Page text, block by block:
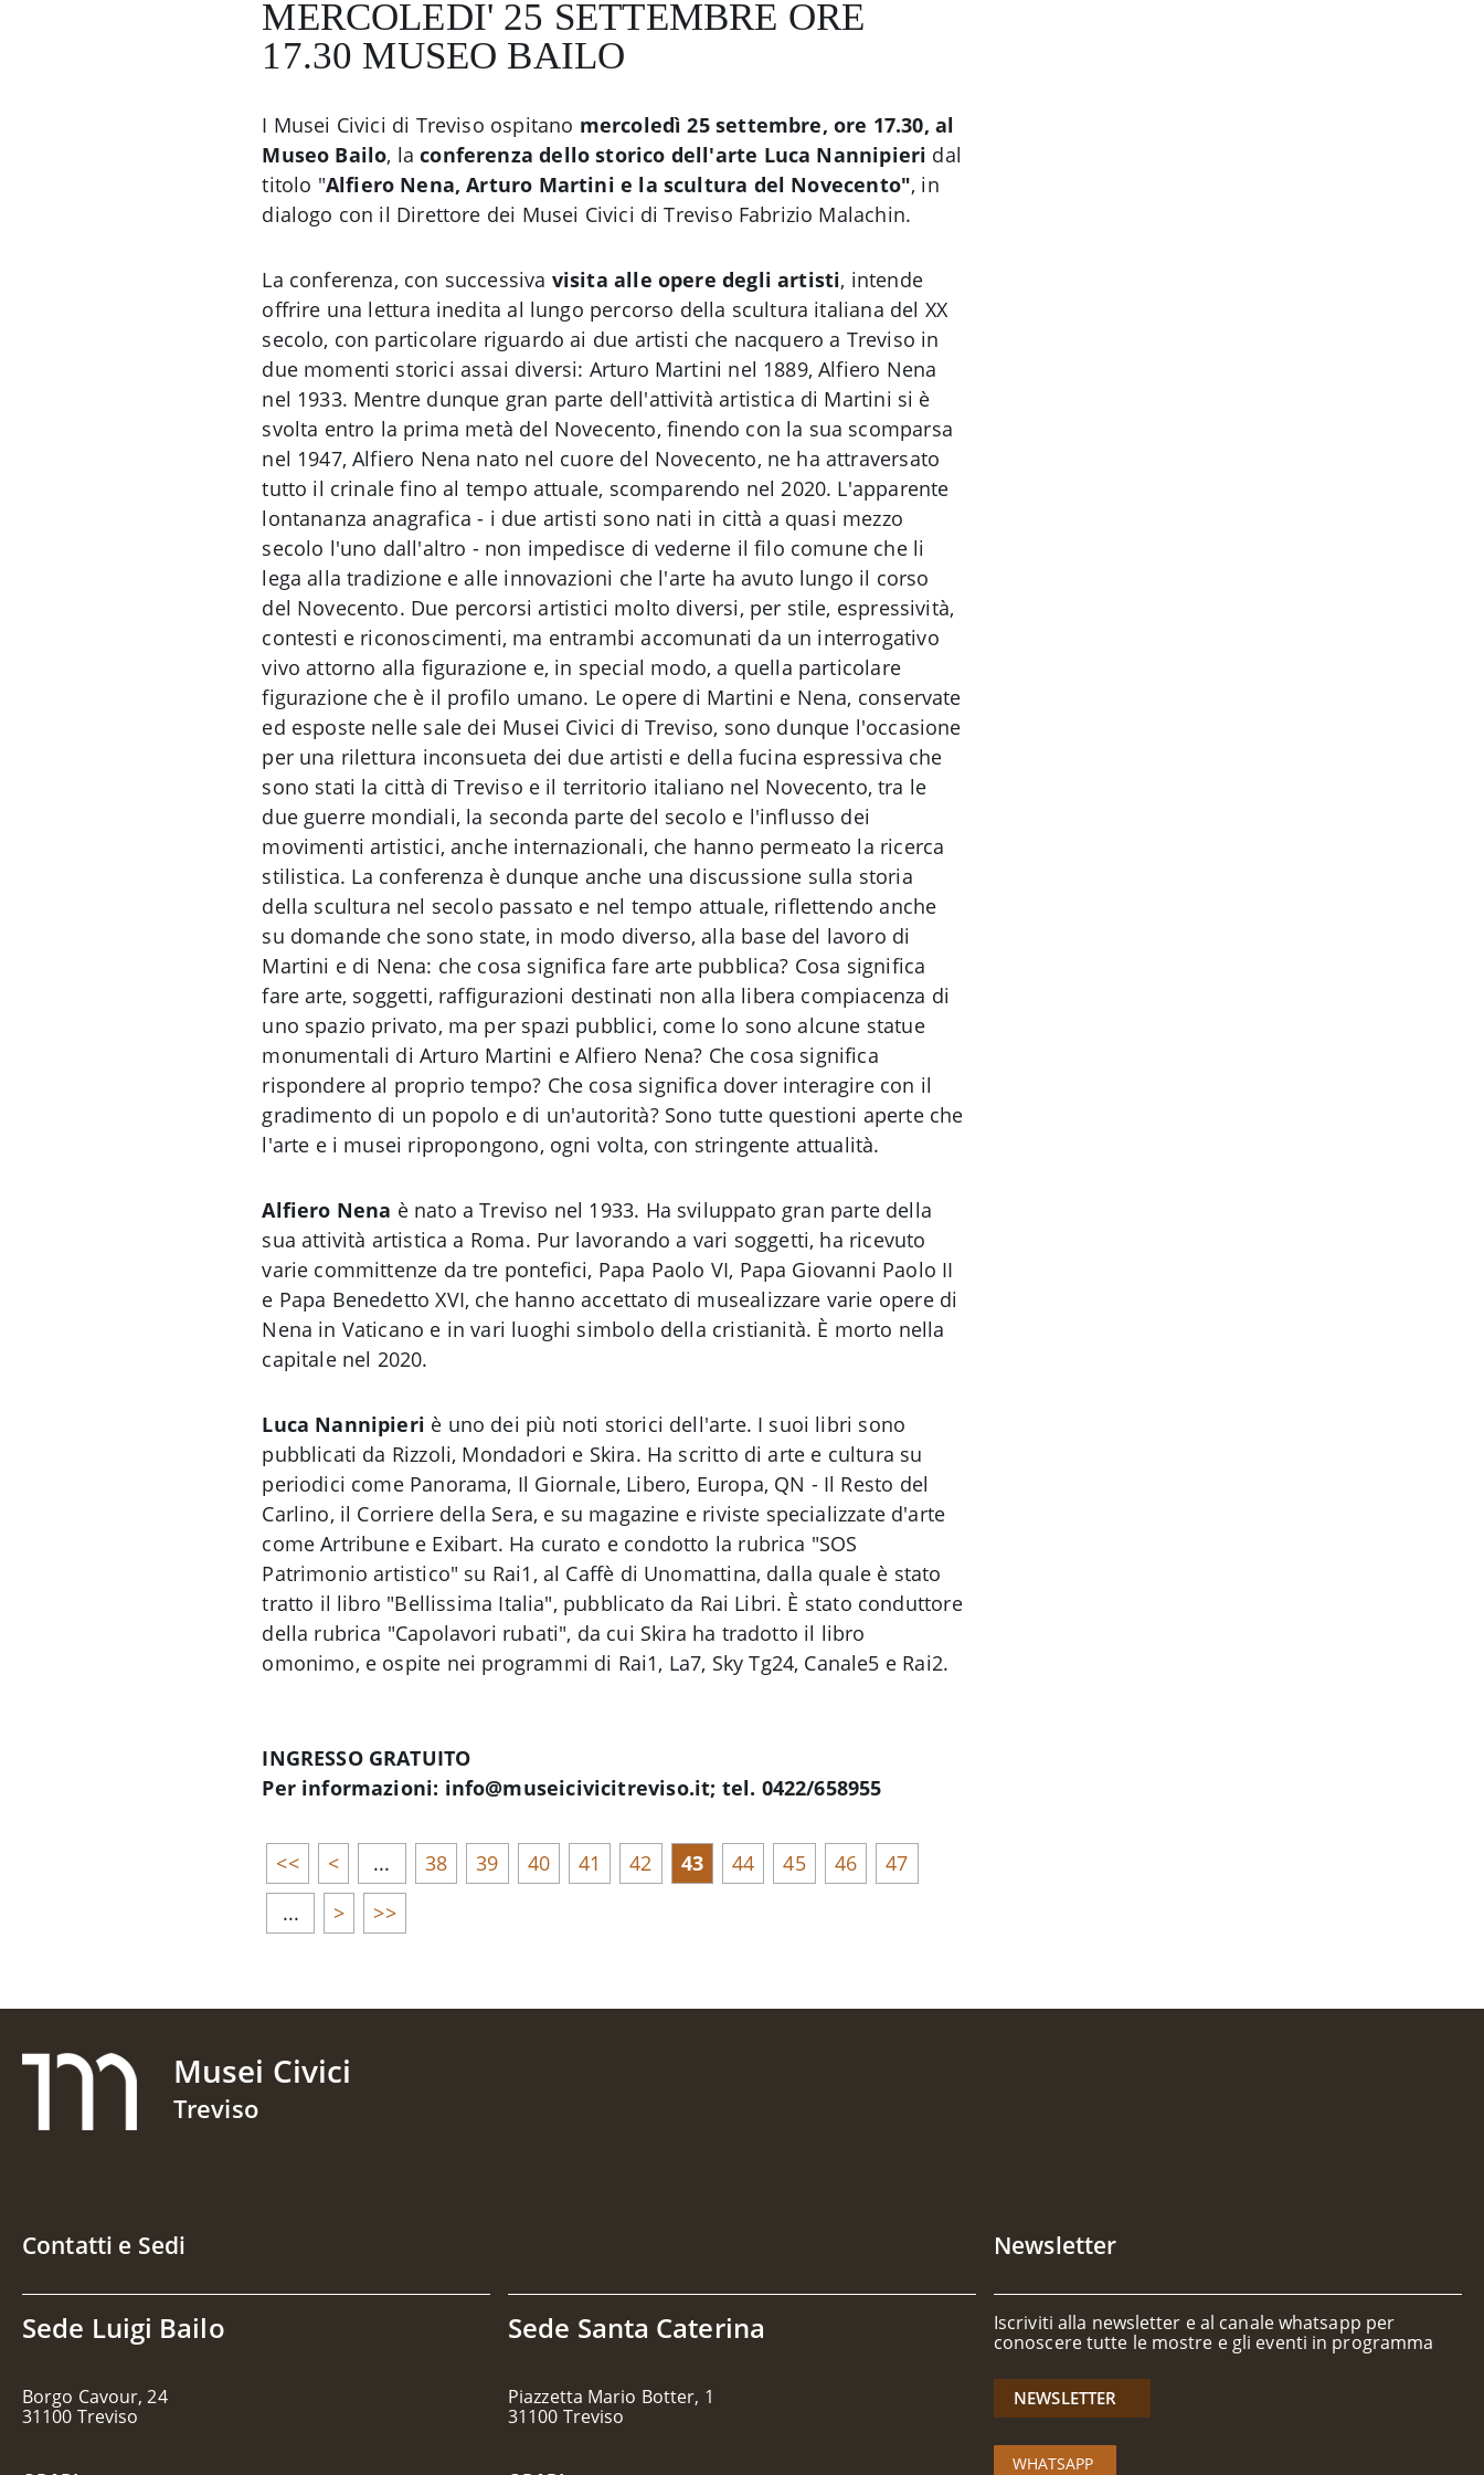
MERCOLEDI' 25 SETTEMBRE ORE
17.30 MUSEO BAILO
I Musei Civici di Treviso ospitano mercoledì 25 settembre, ore 17.30, al
Museo Bailo, la conferenza dello storico dell'arte Luca Nannipieri dal
titolo "Alfiero Nena, Arturo Martini e la scultura del Novecento", in
dialogo con il Direttore dei Musei Civici di Treviso Fabrizio Malachin.
La conferenza, con successiva visita alle opere degli artisti, intende
offrire una lettura inedita al lungo percorso della scultura italiana del XX
secolo, con particolare riguardo ai due artisti che nacquero a Treviso in
due momenti storici assai diversi: Arturo Martini nel 1889, Alfiero Nena
nel 1933. Mentre dunque gran parte dell'attività artistica di Martini si è
svolta entro la prima metà del Novecento, finendo con la sua scomparsa
nel 1947, Alfiero Nena nato nel cuore del Novecento, ne ha attraversato
tutto il crinale fino al tempo attuale, scomparendo nel 2020. L'apparente
lontananza anagrafica - i due artisti sono nati in città a quasi mezzo
secolo l'uno dall'altro - non impedisce di vederne il filo comune che li
lega alla tradizione e alle innovazioni che l'arte ha avuto lungo il corso
del Novecento. Due percorsi artistici molto diversi, per stile, espressività,
contesti e riconoscimenti, ma entrambi accomunati da un interrogativo
vivo attorno alla figurazione e, in special modo, a quella particolare
figurazione che è il profilo umano. Le opere di Martini e Nena, conservate
ed esposte nelle sale dei Musei Civici di Treviso, sono dunque l'occasione
per una rilettura inconsueta dei due artisti e della fucina espressiva che
sono stati la città di Treviso e il territorio italiano nel Novecento, tra le
due guerre mondiali, la seconda parte del secolo e l'influsso dei
movimenti artistici, anche internazionali, che hanno permeato la ricerca
stilistica. La conferenza è dunque anche una discussione sulla storia
della scultura nel secolo passato e nel tempo attuale, riflettendo anche
su domande che sono state, in modo diverso, alla base del lavoro di
Martini e di Nena: che cosa significa fare arte pubblica? Cosa significa
fare arte, soggetti, raffigurazioni destinati non alla libera compiacenza di
uno spazio privato, ma per spazi pubblici, come lo sono alcune statue
monumentali di Arturo Martini e Alfiero Nena? Che cosa significa
rispondere al proprio tempo? Che cosa significa dover interagire con il
gradimento di un popolo e di un'autorità? Sono tutte questioni aperte che
l'arte e i musei ripropongono, ogni volta, con stringente attualità.
Alfiero Nena è nato a Treviso nel 1933. Ha sviluppato gran parte della
sua attività artistica a Roma. Pur lavorando a vari soggetti, ha ricevuto
varie committenze da tre pontefici, Papa Paolo VI, Papa Giovanni Paolo II
e Papa Benedetto XVI, che hanno accettato di musealizzare varie opere di
Nena in Vaticano e in vari luoghi simbolo della cristianità. È morto nella
capitale nel 2020.
Luca Nannipieri è uno dei più noti storici dell'arte. I suoi libri sono
pubblicati da Rizzoli, Mondadori e Skira. Ha scritto di arte e cultura su
periodici come Panorama, Il Giornale, Libero, Europa, QN - Il Resto del
Carlino, il Corriere della Sera, e su magazine e riviste specializzate d'arte
come Artribune e Exibart. Ha curato e condotto la rubrica "SOS
Patrimonio artistico" su Rai1, al Caffè di Unomattina, dalla quale è stato
tratto il libro "Bellissima Italia", pubblicato da Rai Libri. È stato conduttore
della rubrica "Capolavori rubati", da cui Skira ha tradotto il libro
omonimo, e ospite nei programmi di Rai1, La7, Sky Tg24, Canale5 e Rai2.
INGRESSO GRATUITO
Per informazioni: info@museicivicitreviso.it; tel. 0422/658955
<< < ... 38 39 40 41 42 43 44 45 46
47
...
> >>
Musei Civici
Treviso
Contatti e Sedi
Sede Luigi Bailo
Borgo Cavour, 24
31100 Treviso
Sede Santa Caterina
Piazzetta Mario Botter, 1
31100 Treviso
Newsletter
Iscriviti alla newsletter e al canale whatsapp per
conoscere tutte le mostre e gli eventi in programma
NEWSLETTER
WHATSAPP